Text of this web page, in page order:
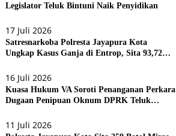
Legislator Teluk Bintuni Naik Penyidikan
17 Juli 2026
Satresnarkoba Polresta Jayapura Kota
Ungkap Kasus Ganja di Entrop, Sita 93,72
16 Juli 2026
Kuasa Hukum VA Soroti Penanganan Perkara
Dugaan Penipuan Oknum DPRK Teluk
11 Juli 2026